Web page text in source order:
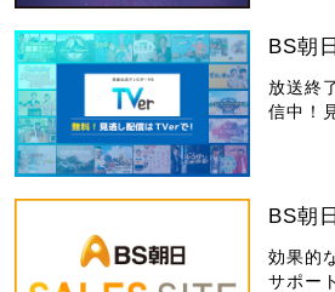
BS朝
放送終
信中！
BS朝
効果的
サポー